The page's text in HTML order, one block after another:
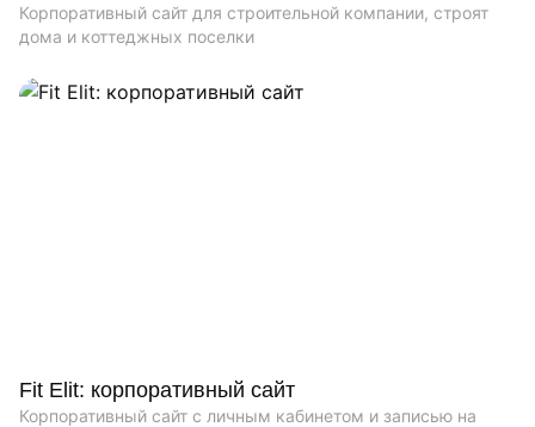
Корпоративный сайт для строительной компании, строят
дома и коттеджных поселки
Fit Elit: корпоративный сайт
Корпоративный сайт с личным кабинетом и записью на